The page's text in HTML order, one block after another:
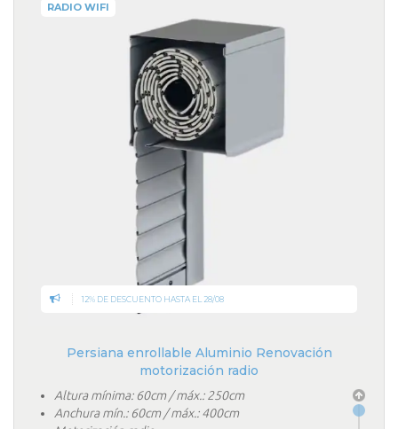
RADIO WIFI
12% DE DESCUENTO HASTA EL 28/08
Persiana enrollable Aluminio Renovación
motorización radio
Altura mínima: 60cm / máx.: 250cm
Anchura mín.: 60cm / máx.: 400cm